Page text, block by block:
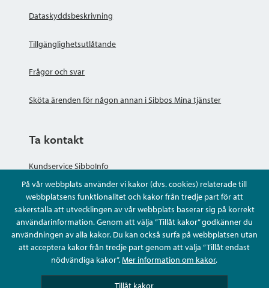
På vår webbplats använder vi kakor (dvs. cookies) relaterade till
webbplatsens funktionalitet och kakor från tredje part för att
säkerställa att utvecklingen av vår webbplats baserar sig på korrekt
användarinformation. Genom att välja ”Tillåt kakor” godkänner du
användningen av alla kakor. Du kan också surfa på webbplatsen utan
att acceptera kakor från tredje part genom att välja ”Tillåt endast
nödvändiga kakor”.Mer information om kakor.
Tillåt kakor
Dataskyddsbeskrivning
Tillgänglighetsutlåtande
Frågor och svar
Sköta ärenden för någon annan i Sibbos Mina tjänster
Ta kontakt
Kundservice SibboInfo
Ge anonym respons
Ställ en fråga eller sköta ditt ärende
Kontaktuppgifter